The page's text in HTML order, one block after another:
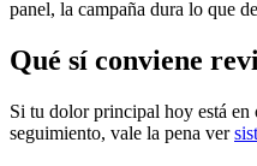
panel, la campaña dura lo que
Qué sí conviene
Si tu dolor principal hoy está en
seguimiento, vale la pena ver